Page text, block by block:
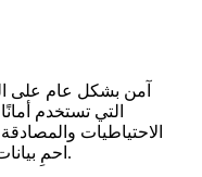
الاحتياطيات والمصادقة
احمِ بيانات اعتماد تسجيل الدخول الخاصة بك دائمًا.